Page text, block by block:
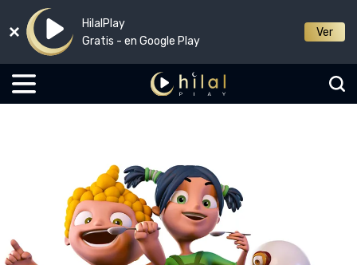
HilalPlay
Gratis - en Google Play
Ver